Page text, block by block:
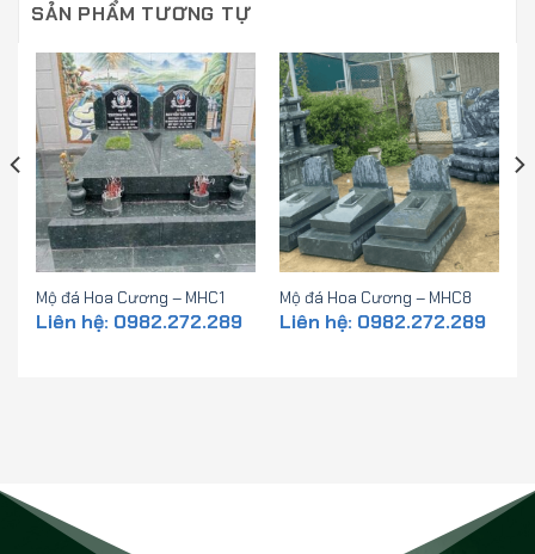
SẢN PHẨM TƯƠNG TỰ
Mộ đá Hoa Cương – MHC1
Liên hệ: 0982.272.289
Mộ đá Hoa Cương – MHC8
Liên hệ: 0982.272.289